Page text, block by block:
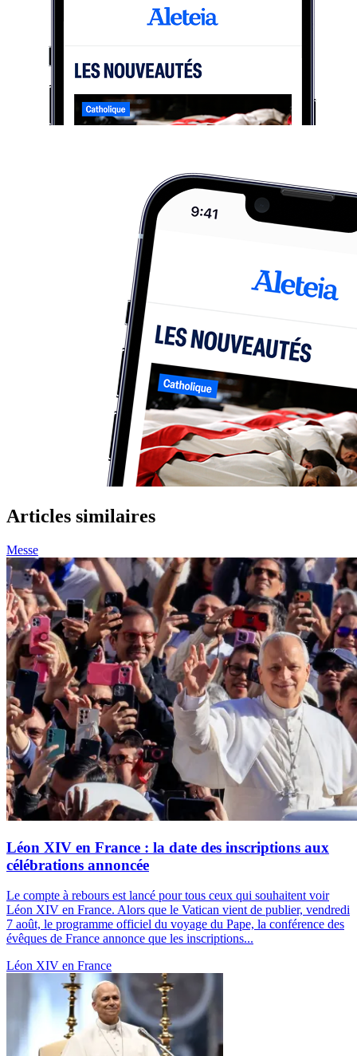
Articles similaires
Messe
Léon XIV en France : la date des inscriptions aux
célébrations annoncée
Le compte à rebours est lancé pour tous ceux qui souhaitent voir
Léon XIV en France. Alors que le Vatican vient de publier, vendredi
7 août, le programme officiel du voyage du Pape, la conférence des
évêques de France annonce que les inscriptions...
Léon XIV en France